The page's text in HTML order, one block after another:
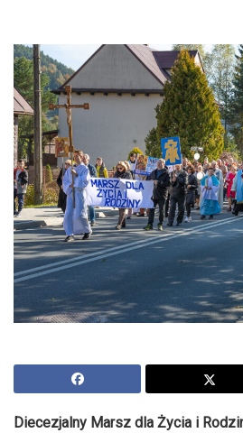
Diecezjalny Marsz dla Życia i